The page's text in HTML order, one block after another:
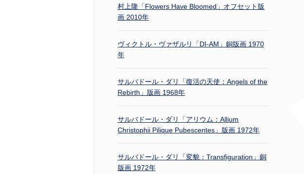
村上隆「Flowers Have Bloomed」オフセット版
画 2010年
ヴィクトル・ヴァザルリ「DI-AM」銅版画 1970
年
サルバドール・ダリ「復活の天使：Angels of the
Rebirth」版画 1968年
サルバドール・ダリ「アリウム：Allium
Christophii Pilique Pubescentes」版画 1972年
サルバドール・ダリ「変貌：Transfiguration」銅
版画 1972年